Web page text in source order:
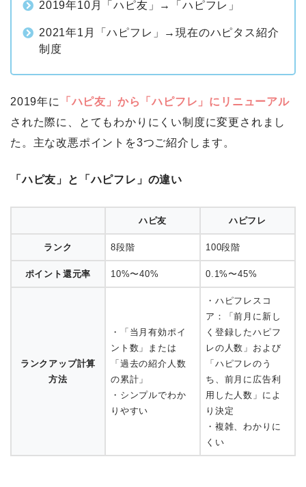
2019年10月「ハピ友」→「ハピフレ」
2021年1月「ハピフレ」→現在のハピタス紹介
制度
2019年に
「ハピ友」から「ハピフレ」にリニューアル
された際に、とてもわかりにくい制度に変更されまし
た。主な改悪ポイントを3つご紹介します。
「ハピ友」と「ハピフレ」の違い
ハピ友 ハピフレ
ランク 8段階 100段階
ポイント還元率 10%〜40% 0.1%〜45%
ランクアップ計算
方法
・「当月有効ポイ
ント数」または
「過去の紹介人数
の累計」
・シンプルでわか
りやすい
・ハピフレスコ
ア：「前月に新し
く登録したハピフ
レの人数」および
「ハピフレのう
ち、前月に広告利
用した人数」によ
り決定
・複雑、わかりに
くい